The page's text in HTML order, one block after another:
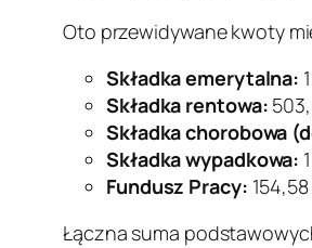
Oto przewidywane kwoty
Składka emerytalna:
Składka rentowa:
Składka chorobowa
Składka wypadkowa:
Fundusz Pracy: 154,58
Łączna suma